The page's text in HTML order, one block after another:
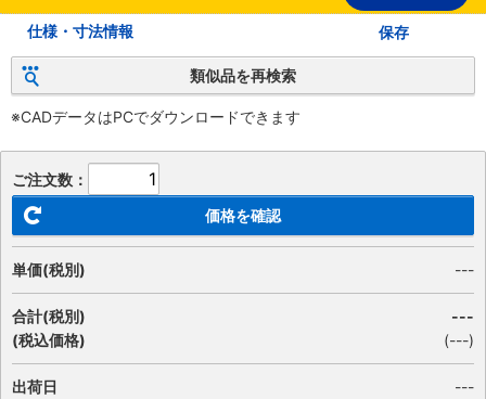
仕様・寸法情報 保存
類似品を再検索
※CADデータはPCでダウンロードできます
ご注文数：
価格を確認
単価(税別) ---
合計(税別)
(税込価格)
---
(---)
出荷日
---